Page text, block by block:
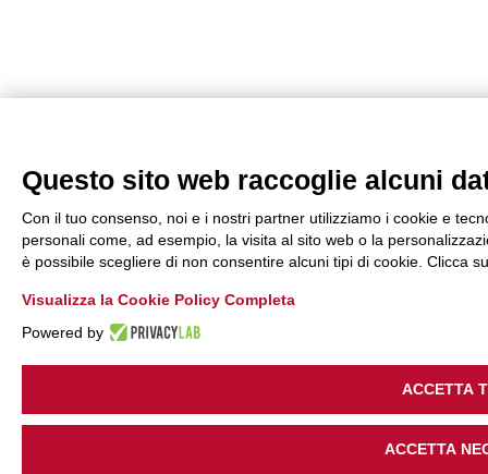
Questo sito web raccoglie alcuni
Con il tuo consenso, noi e i nostri partner utilizziamo i cookie e
personali come, ad esempio, la visita al sito web o la
è possibile scegliere di non consentire alcuni tipi di cookie. Clicca
Visualizza la Cookie Policy Completa
Powered by
ACCETTA
ACCETTA